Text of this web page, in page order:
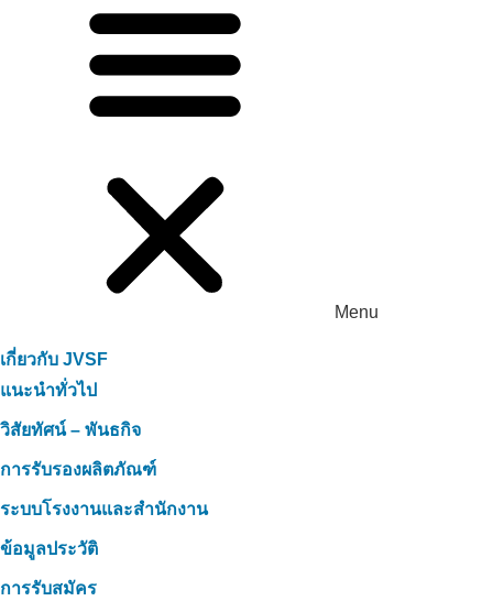
Menu
เกี่ยวกับ JVSF
แนะนำทั่วไป
วิสัยทัศน์ – พันธกิจ
การรับรองผลิตภัณฑ์
ระบบโรงงานและสำนักงาน
ข้อมูลประวัติ
การรับสมัคร